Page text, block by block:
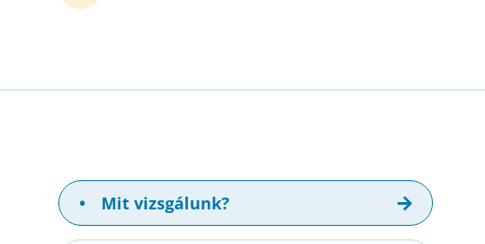
• Mit vizsgálunk?